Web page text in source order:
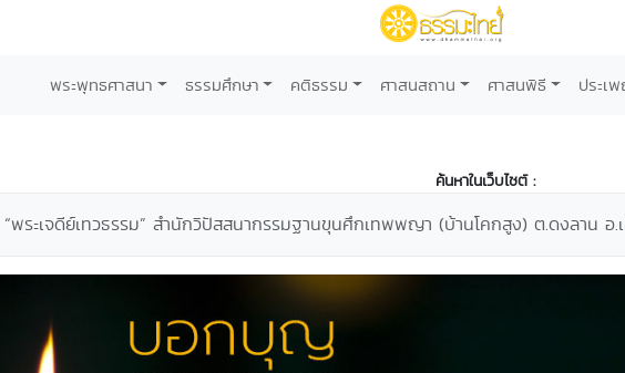
พระพุทธศาสนา ธรรมศึกษา คติธรรม ศาสนสถาน ศาสนพิธี ประเ
ค้นหาในเว็บไซต์ :
“พระเจดีย์เทวธรรม” สำนักวิปัสสนากรรมฐานขุนศึกเทพพญา (บ้านโคกสูง) ต.ดงลาน อ.